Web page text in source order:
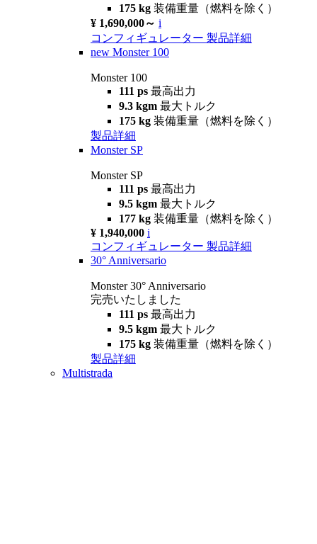
175 kg 装備重量（燃料を除く）
¥ 1,690,000～ i
コンフィギュレーター 製品詳細
new Monster 100
Monster 100
111 ps 最高出力
9.3 kgm 最大トルク
175 kg 装備重量（燃料を除く）
製品詳細
Monster SP
Monster SP
111 ps 最高出力
9.5 kgm 最大トルク
177 kg 装備重量（燃料を除く）
¥ 1,940,000 i
コンフィギュレーター 製品詳細
30° Anniversario
Monster 30° Anniversario
完売いたしました
111 ps 最高出力
9.5 kgm 最大トルク
175 kg 装備重量（燃料を除く）
製品詳細
Multistrada